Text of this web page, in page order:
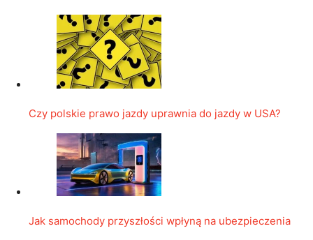
Czy polskie prawo jazdy uprawnia do jazdy w USA?
Jak samochody przyszłości wpłyną na ubezpieczenia